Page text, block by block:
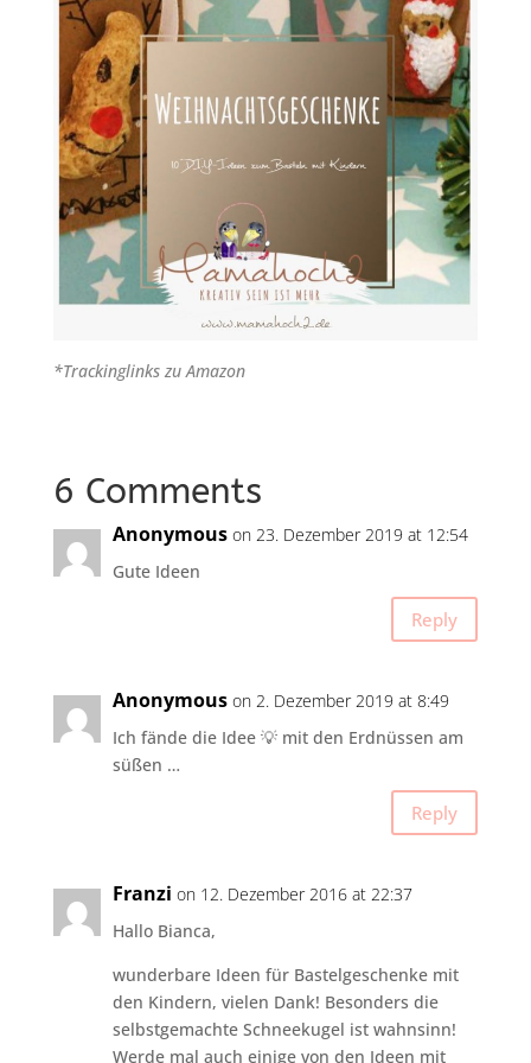
*Trackinglinks zu Amazon
6 Comments
Anonymous on 23. Dezember 2019 at 12:54
Gute Ideen
Reply
Anonymous on 2. Dezember 2019 at 8:49
Ich fände die Idee 💡 mit den Erdnüssen am
süßen …
Reply
Franzi on 12. Dezember 2016 at 22:37
Hallo Bianca,
wunderbare Ideen für Bastelgeschenke mit
den Kindern, vielen Dank! Besonders die
selbstgemachte Schneekugel ist wahnsinn!
Werde mal auch einige von den Ideen mit